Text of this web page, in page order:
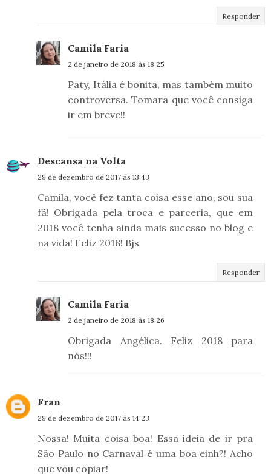
Responder
Camila Faria
2 de janeiro de 2018 às 18:25
Paty, Itália é bonita, mas também muito
controversa. Tomara que você consiga
ir em breve!!
Descansa na Volta
29 de dezembro de 2017 às 13:43
Camila, você fez tanta coisa esse ano, sou sua
fã! Obrigada pela troca e parceria, que em
2018 você tenha ainda mais sucesso no blog e
na vida! Feliz 2018! Bjs
Responder
Camila Faria
2 de janeiro de 2018 às 18:26
Obrigada Angélica. Feliz 2018 para
nós!!!
Fran
29 de dezembro de 2017 às 14:23
Nossa! Muita coisa boa! Essa ideia de ir pra
São Paulo no Carnaval é uma boa einh?! Acho
que vou copiar!